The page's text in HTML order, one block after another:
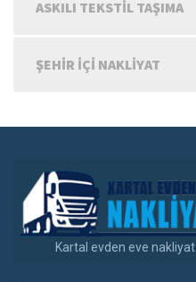
ASKILI TEKSTIL TAŞIMA
ŞEHIR IÇI NAKLIYAT
Kartal evden eve nakliyat